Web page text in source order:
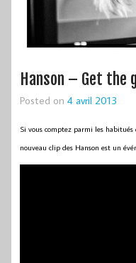
Hanson – Get the
Posted on 4 avril 2013
Si vous comptez parmi les habitués
nouveau clip des Hanson est un